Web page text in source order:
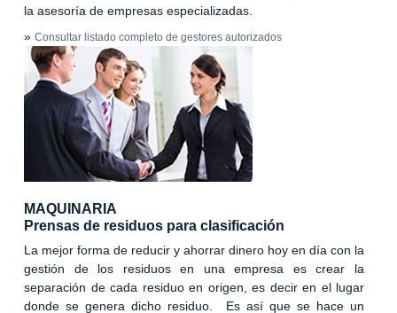
la asesoría de empresas especializadas.
» Consultar listado completo de gestores autorizados
MAQUINARIA
Prensas de residuos para clasificación
La mejor forma de reducir y ahorrar dinero hoy en día con la
gestión de los residuos en una empresa es crear la
separación de cada residuo en origen, es decir en el lugar
donde se genera dicho residuo. Es así que se hace un